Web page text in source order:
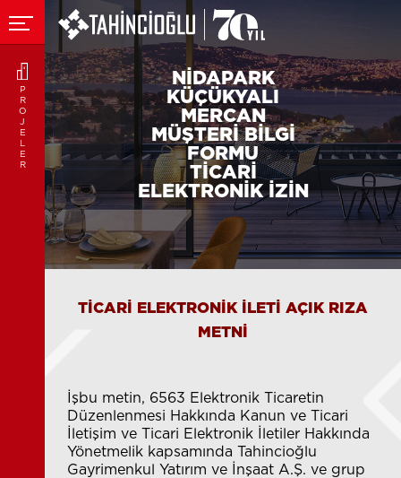
P
R
O
J
E
E
R
NİDAPARK
KÜÇÜKYALI
MERCAN
MÜŞTERİ BİLGİ
FORMU
TİCARİ
ELEKTRONİK İZİN
TİCARİ ELEKTRONİK İLETİ AÇIK RIZA
METNİ
İşbu metin, 6563 Elektronik Ticaretin
Düzenlenmesi Hakkında Kanun ve Ticari
İletişim ve Ticari Elektronik İletiler Hakkında
Yönetmelik kapsamında Tahincioğlu
Gayrimenkul Yatırım ve İnşaat A.Ş. ve grup